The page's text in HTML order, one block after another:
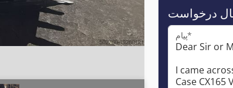
درخواست
پیام*